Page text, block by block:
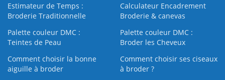
Estimateur de Temps :
Broderie Traditionnelle
Calculateur Encadrement
Broderie & canevas
Palette couleur DMC :
Teintes de Peau
Palette couleur DMC :
Broder les Cheveux
Comment choisir la bonne
aiguille à broder
Comment choisir ses ciseaux
à broder ?